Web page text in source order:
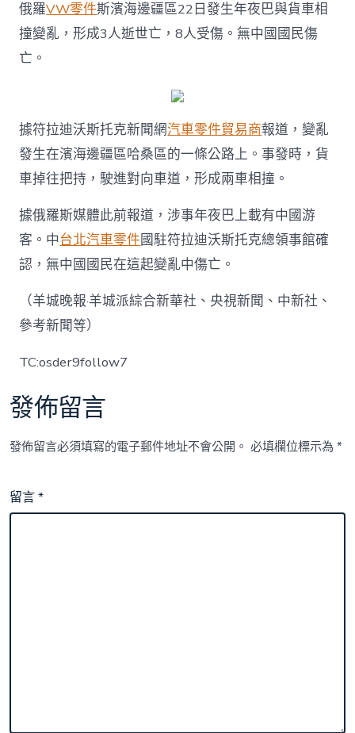
俄羅VW零件斯濱海邊疆區22日發生年夜巴與貨車相
撞變亂，形成3人逝世亡，8人受傷。無中國國民傷
亡。
據符拉迪沃斯托克新聞網汽車零件貿易商報道，變亂
發生在濱海邊疆區哈桑區的一條公路上。事發時，貨
車掉往把持，駛進對向車道，形成兩車相撞。
據俄羅斯媒體此前報道，涉事年夜巴上載有中國游
客。中台北汽車零件國駐符拉迪沃斯托克總領事館確
認，無中國國民在這起變亂中傷亡。
（羊城晚報·羊城派綜合新華社、央視新聞、中新社、
參考新聞等）
TC:osder9follow7
發佈留言
發佈留言必須填寫的電子郵件地址不會公開。 必填欄位標示為*
留言*